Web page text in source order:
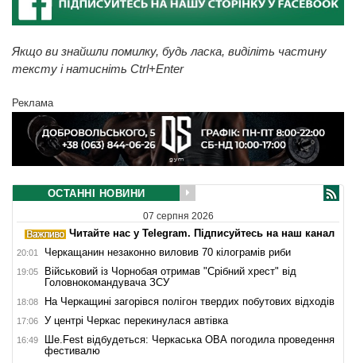
Якщо ви знайшли помилку, будь ласка, виділіть частину
тексту і натисніть Ctrl+Enter
Реклама
ОСТАННІ НОВИНИ
07 серпня 2026
Читайте нас у Telegram. Підписуйтесь на наш канал
20:01 Черкащанин незаконно виловив 70 кілограмів риби
19:05
Військовий із Чорнобая отримав "Срібний хрест" від
Головнокомандувача ЗСУ
18:08 На Черкащині загорівся полігон твердих побутових відходів
17:06 У центрі Черкас перекинулася автівка
16:49
Ше.Fest відбудеться: Черкаська ОВА погодила проведення
фестивалю